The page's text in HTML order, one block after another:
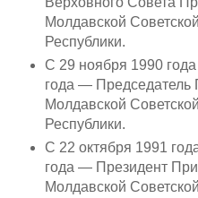
Молдавской
Республики.
С 29 ноября 1990
года — Председатель
Молдавской
Республики.
С 22 октября 1991
года — Президент
Молдавской